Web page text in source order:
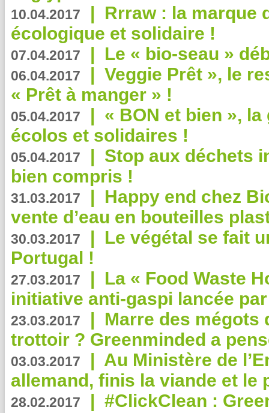
10.04.2017 | Rrraw : la marque
écologique et solidaire !
07.04.2017 | Le « bio-seau »
06.04.2017 | Veggie Prêt », le
« Prêt à manger » !
05.04.2017 | « BON et bien »,
écolos et solidaires !
05.04.2017 | Stop aux déchets
bien compris !
31.03.2017 | Happy end chez
vente d’eau en bouteilles
30.03.2017 | Le végétal se fait
Portugal !
27.03.2017 | La « Food Waste
initiative anti-gaspi lancée
23.03.2017 | Marre des mégots
trottoir ? Greenminded a
03.03.2017 | Au Ministère de
allemand, finis la viande et le
28.02.2017 | #ClickClean :